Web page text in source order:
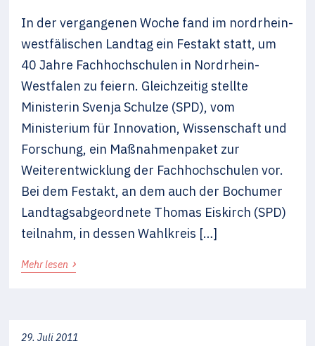
In der vergangenen Woche fand im nordrhein-
westfälischen Landtag ein Festakt statt, um
40 Jahre Fachhochschulen in Nordrhein-
Westfalen zu feiern. Gleichzeitig stellte
Ministerin Svenja Schulze (SPD), vom
Ministerium für Innovation, Wissenschaft und
Forschung, ein Maßnahmenpaket zur
Weiterentwicklung der Fachhochschulen vor.
Bei dem Festakt, an dem auch der Bochumer
Landtagsabgeordnete Thomas Eiskirch (SPD)
teilnahm, in dessen Wahlkreis […]
Mehr lesen ›
29. Juli 2011